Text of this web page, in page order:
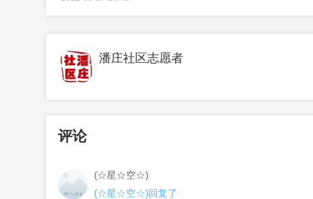
潘庄社区志愿者
评论
(☆星☆空☆)
(☆星☆空☆)回复了